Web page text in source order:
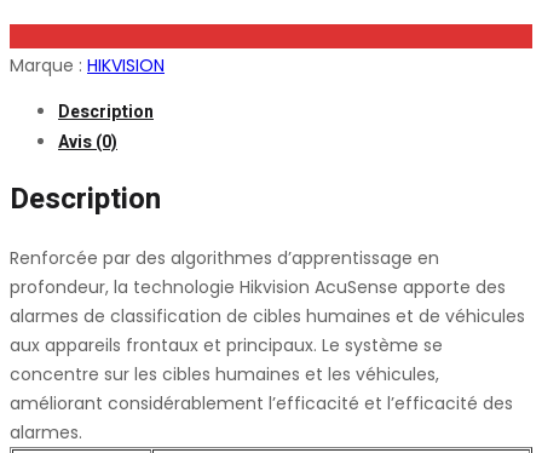
Marque : HIKVISION
Description
Avis (0)
Description
Renforcée par des algorithmes d’apprentissage en
profondeur, la technologie Hikvision AcuSense apporte des
alarmes de classification de cibles humaines et de véhicules
aux appareils frontaux et principaux. Le système se
concentre sur les cibles humaines et les véhicules,
améliorant considérablement l’efficacité et l’efficacité des
alarmes.